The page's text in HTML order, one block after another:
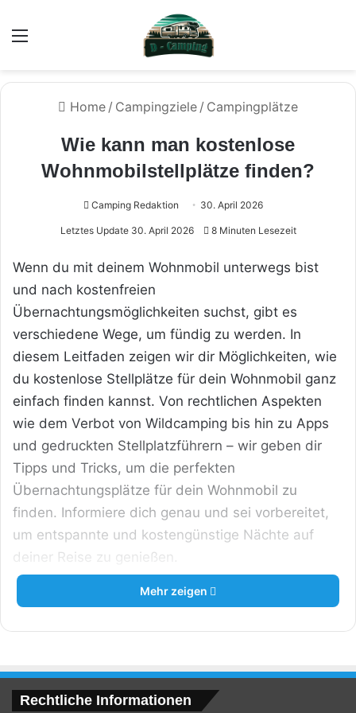
Home / Campingziele / Campingplätze
Wie kann man kostenlose
Wohnmobilstellplätze finden?
Camping Redaktion 30. April 2026
Letztes Update 30. April 2026 8 Minuten Lesezeit
Wenn du mit deinem Wohnmobil unterwegs bist
und nach kostenfreien
Übernachtungsmöglichkeiten suchst, gibt es
verschiedene Wege, um fündig zu werden. In
diesem Leitfaden zeigen wir dir Möglichkeiten, wie
du kostenlose Stellplätze für dein Wohnmobil ganz
einfach finden kannst. Von rechtlichen Aspekten
wie dem Verbot von Wildcamping bis hin zu Apps
und gedruckten Stellplatzführern – wir geben dir
Tipps und Tricks, um die perfekten
Übernachtungsplätze für dein Wohnmobil zu
finden. Informiere dich genau und sei vorbereitet,
um entspannte und kostengünstige Nächte auf
deiner Reise zu genießen.
Mehr zeigen
Rechtliche Informationen